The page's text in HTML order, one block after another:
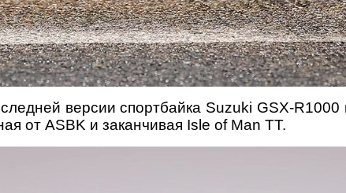
версии спортбайка Suzuki GSX-
от ASBK и заканчивая Isle of Man TT.